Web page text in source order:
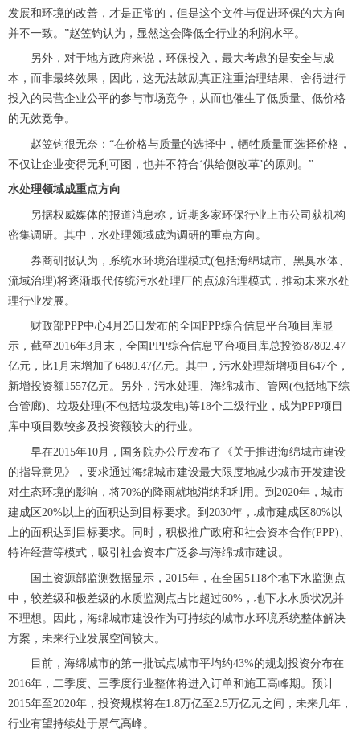
发展和环境的改善，才是正常的，但是这个文件与促进环保的大方向
并不一致。”赵笠钧认为，显然这会降低全行业的利润水平。
另外，对于地方政府来说，环保投入，最大考虑的是安全与成
本，而非最终效果，因此，这无法鼓励真正注重治理结果、舍得进行
投入的民营企业公平的参与市场竞争，从而也催生了低质量、低价格
的无效竞争。
赵笠钧很无奈： “在价格与质量的选择中，牺牲质量而选择价格，
不仅让企业变得无利可图，也并不符合‘供给侧改革’的原则。”
水处理领域成重点方向
另据权威媒体的报道消息称，近期多家环保行业上市公司获机构
密集调研。其中，水处理领域成为调研的重点方向。
券商研报认为，系统水环境治理模式(包括海绵城市、黑臭水体、
流域治理)将逐渐取代传统污水处理厂的点源治理模式，推动未来水处
理行业发展。
财政部PPP中心4月25日发布的全国PPP综合信息平台项目库显
示，截至2016年3月末，全国PPP综合信息平台项目库总投资87802.47
亿元，比1月末增加了6480.47亿元。其中，污水处理新增项目647个，
新增投资额1557亿元。另外，污水处理、海绵城市、管网(包括地下综
合管廊)、垃圾处理(不包括垃圾发电)等18个二级行业，成为PPP项目
库中项目数较多及投资额较大的行业。
早在2015年10月，国务院办公厅发布了《关于推进海绵城市建设
的指导意见》，要求通过海绵城市建设最大限度地减少城市开发建设
对生态环境的影响，将70%的降雨就地消纳和利用。到2020年，城市
建成区20%以上的面积达到目标要求。到2030年，城市建成区80%以
上的面积达到目标要求。同时，积极推广政府和社会资本合作(PPP)、
特许经营等模式，吸引社会资本广泛参与海绵城市建设。
国土资源部监测数据显示， 2015年，在全国5118个地下水监测点
中，较差级和极差级的水质监测点占比超过60%，地下水水质状况并
不理想。因此，海绵城市建设作为可持续的城市水环境系统整体解决
方案，未来行业发展空间较大。
目前，海绵城市的第一批试点城市平均约43%的规划投资分布在
2016年，二季度、三季度行业整体将进入订单和施工高峰期。预计
2015年至2020年，投资规模将在1.8万亿至2.5万亿元之间，未来几年，
行业有望持续处于景气高峰。